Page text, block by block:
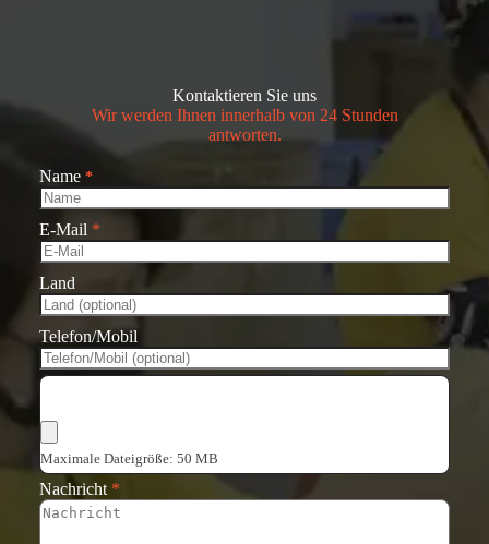
Kontaktieren Sie uns
Wir werden Ihnen innerhalb von 24 Stunden
antworten.
Name *
E-Mail *
Land
Telefon/Mobil
Maximale Dateigröße: 50 MB
Nachricht *